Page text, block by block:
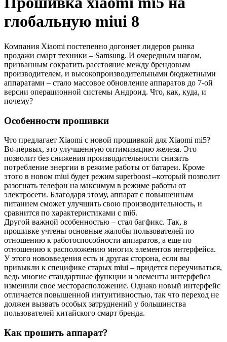
глобальную miui 8
Компания Xiaomi постепенно догоняет лидеров рынка
продажи смарт техники – Samsung. И очередным шагом,
призванным сократить расстояние между брендовым
производителем, и высокопроизводительными бюджетными
аппаратами – стало массовое обновление аппаратов до 7-ой
версии операционной системы Андроид. Что, как, куда, и
почему?
Особенности прошивки
Что предлагает Xiaomi с новой прошивкой для Xiaomi mi5?
Во-первых, это улучшенную оптимизацию железа. Это
позволит без снижения производительности снизить
потребление энергии в режиме работы от батареи. Кроме
этого в новом miui будет режим superboost –который позволит
разогнать телефон на максимум в режиме работы от
электросети. Благодаря этому, аппарат с повышенным
питанием сможет улучшить свою производительность, и
сравнится по характеристиками c mi6.
Другой важной особенностью – стал багфикс. Так, в
прошивке учтены основные жалобы пользователей по
отношению к работоспособности аппаратов, а еще по
отношению к расположению многих элементов интерфейса.
У этого нововведения есть и другая сторона, если вы
привыкли к специфике старых miui – придется переучиваться,
ведь многие стандартные функции и элементы интерфейса
изменили свое месторасположение. Однако новый интерфейс
отличается повышенной интуитивностью, так что переход не
должен вызвать особых затруднений у большинства
пользователей китайского смарт бренда.
Как прошить аппарат?